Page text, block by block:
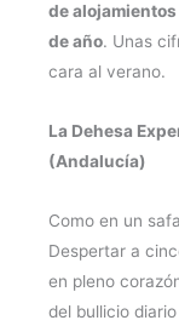
de alojamientos
de año. Unas
cara al verano.
La Dehesa
(Andalucía)
Como en un
Despertar a
en pleno
del bullicio